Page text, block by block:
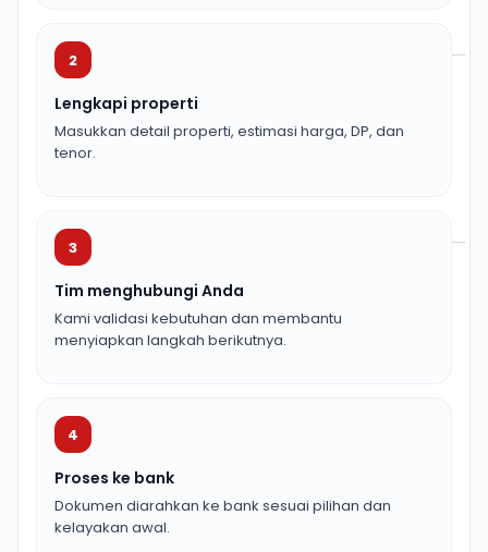
2
Lengkapi properti
Masukkan detail properti, estimasi harga, DP, dan
tenor.
3
Tim menghubungi Anda
Kami validasi kebutuhan dan membantu
menyiapkan langkah berikutnya.
4
Proses ke bank
Dokumen diarahkan ke bank sesuai pilihan dan
kelayakan awal.